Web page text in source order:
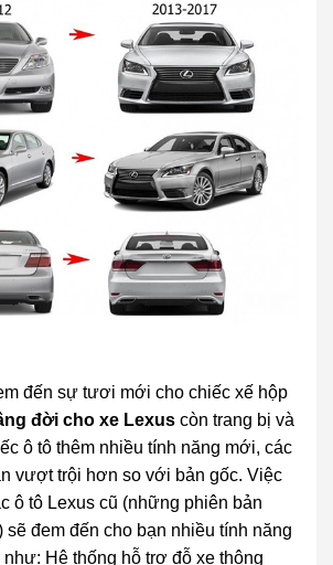
đến sự tươi mới cho chiếc xế hộp
đời cho xe Lexus còn trang bị và
ô tô thêm nhiều tính năng mới, các
vượt trội hơn so với bản gốc. Việc
ô tô Lexus cũ (những phiên bản
đem đến cho bạn nhiều tính năng
Hệ thống hỗ trợ đỗ xe thông